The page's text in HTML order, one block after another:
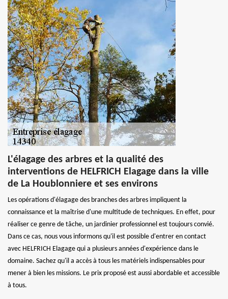
L'élagage des arbres et la qualité des
interventions de HELFRICH Elagage dans la ville
de La Houblonniere et ses environs
Les opérations d'élagage des branches des arbres impliquent la
connaissance et la maîtrise d'une multitude de techniques. En effet, pour
réaliser ce genre de tâche, un jardinier professionnel est toujours convié.
Dans ce cas, nous vous informons qu'il est possible d'entrer en contact
avec HELFRICH Elagage qui a plusieurs années d'expérience dans le
domaine. Sachez qu'il a accès à tous les matériels indispensables pour
mener à bien les missions. Le prix proposé est aussi abordable et accessible
à tous.